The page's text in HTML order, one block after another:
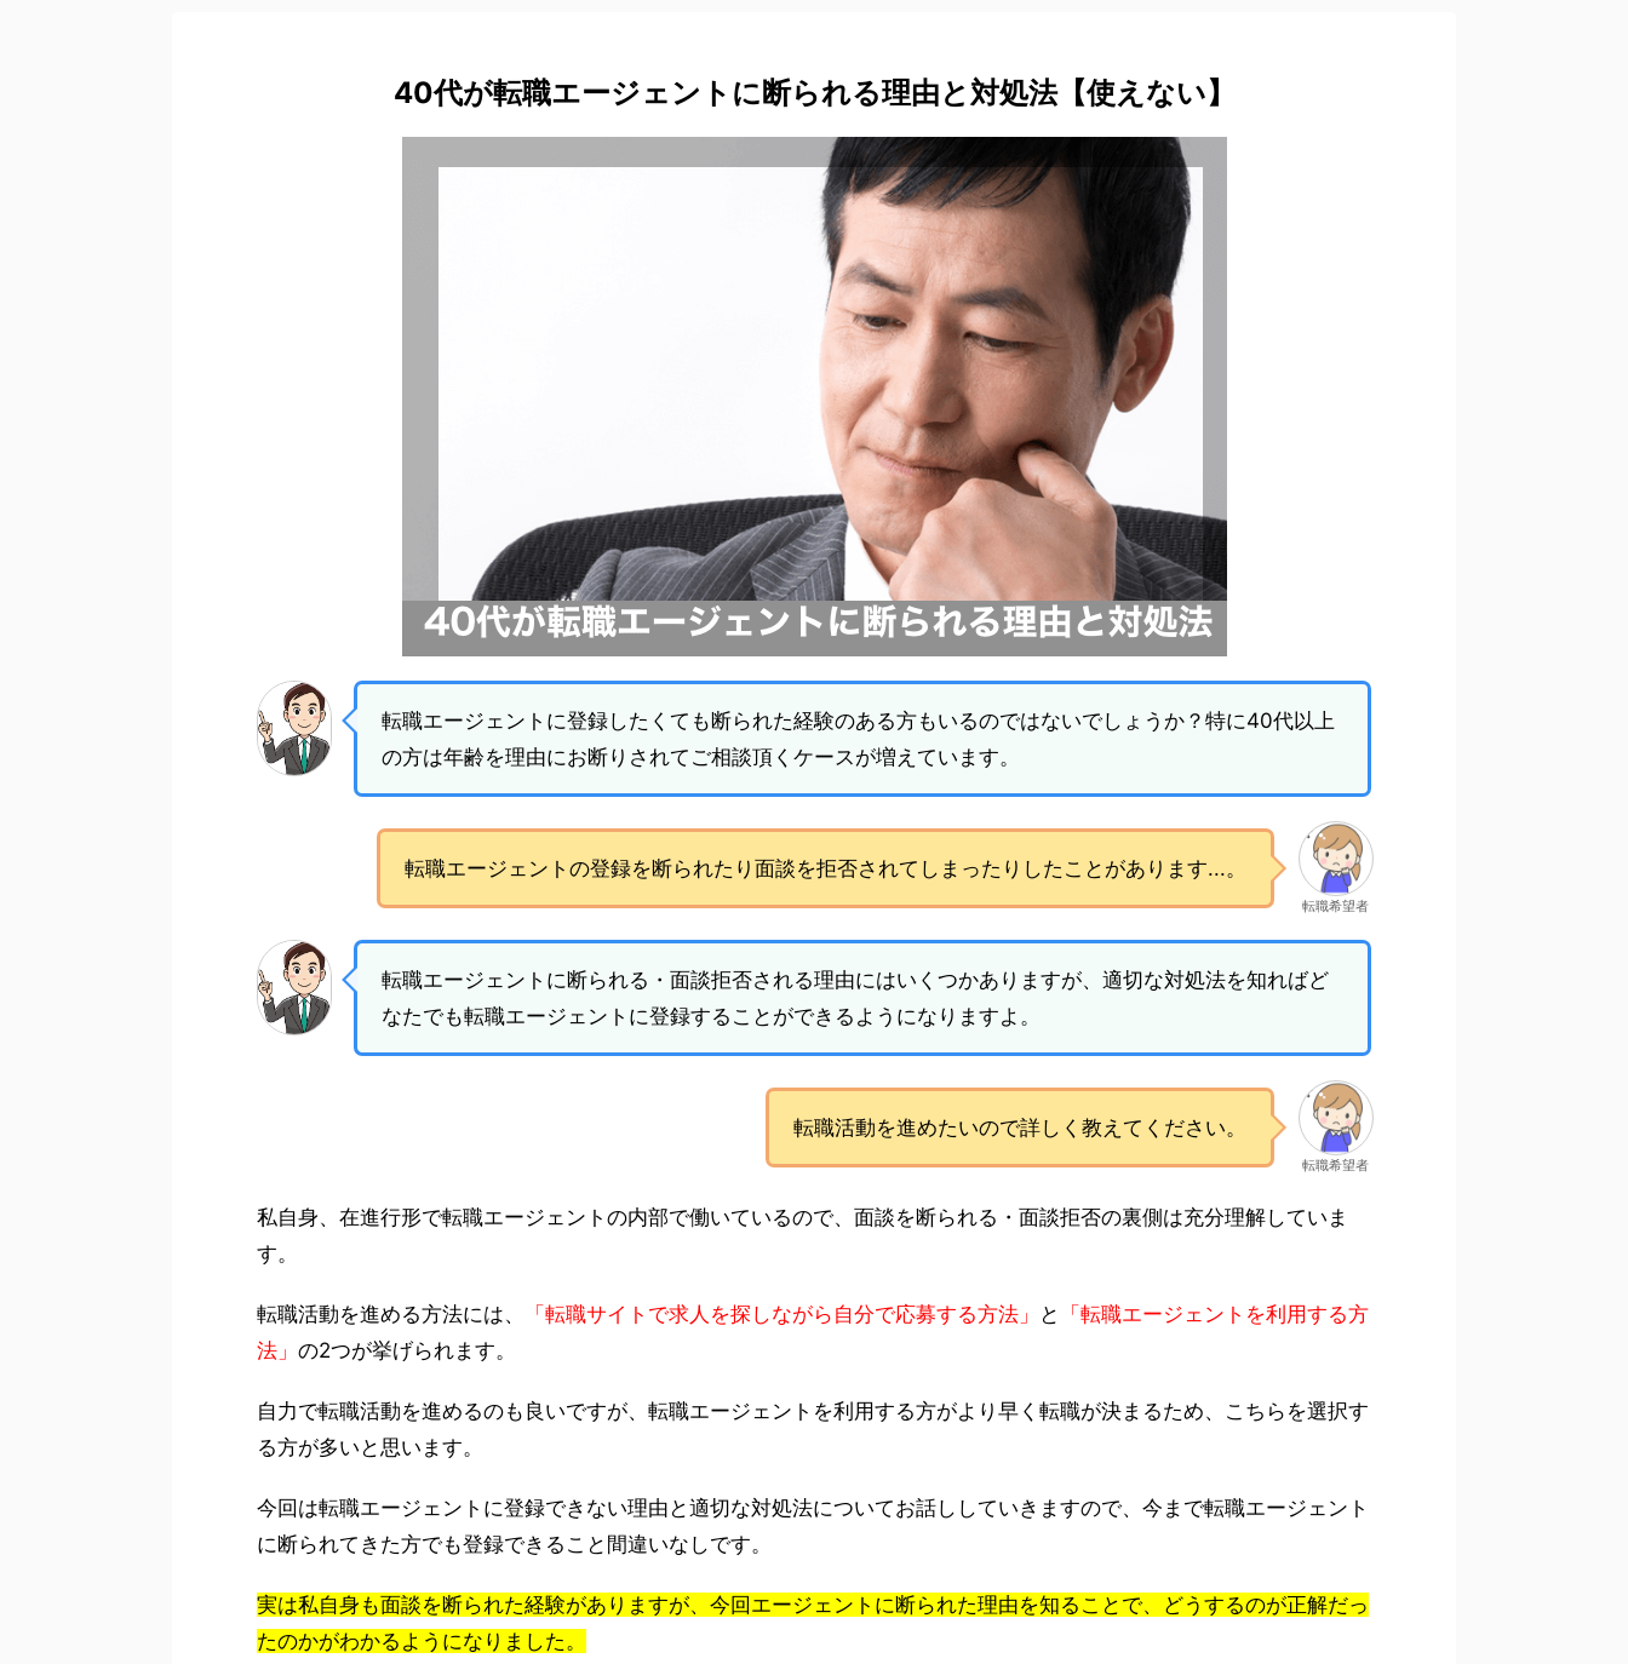
40代が転職エージェントに断られる理由と対処法【使えない】
転職エージェントに登録したくても断られた経験のある方もいるのではないでしょうか？特に40代以上
の方は年齢を理由にお断りされてご相談頂くケースが増えています。
転職エージェントの登録を断られたり面談を拒否されてしまったりしたことがあります...。
転職希望者
転職エージェントに断られる・面談拒否される理由にはいくつかありますが、適切な対処法を知ればど
なたでも転職エージェントに登録することができるようになりますよ。
転職活動を進めたいので詳しく教えてください。
転職希望者
私自身、在進行形で転職エージェントの内部で働いているので、面談を断られる・面談拒否の裏側は充分理解していま
す。
転職活動を進める方法には、 「転職サイトで求人を探しながら自分で応募する方法」 と
「転職エージェントを利用する方
法」 の2つが挙げられます。
自力で転職活動を進めるのも良いですが、転職エージェントを利用する方がより早く転職が決まるため、こちらを選択す
る方が多いと思います。
今回は転職エージェントに登録できない理由と適切な対処法についてお話ししていきますので、今まで転職エージェント
に断られてきた方でも登録できること間違いなしです。
実は私自身も面談を断られた経験がありますが、今回エージェントに断られた理由を知ることで、どうするのが正解だっ
たのかがわかるようになりました。